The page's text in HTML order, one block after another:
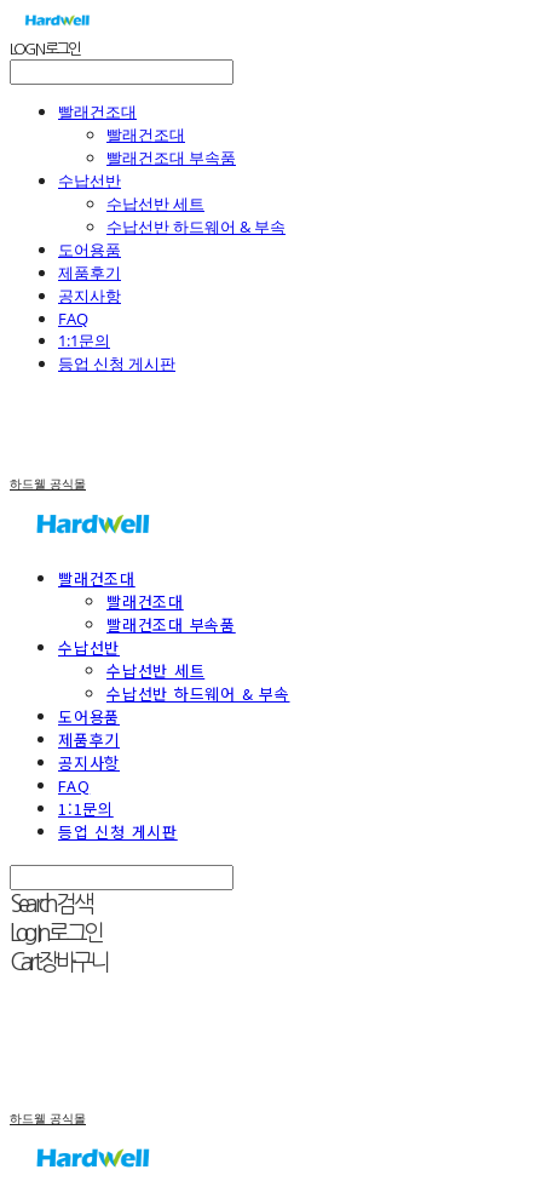
LOG IN로그인
빨래건조대
빨래건조대
빨래건조대 부속품
수납선반
수납선반 세트
수납선반 하드웨어 & 부속
도어용품
제품후기
공지사항
FAQ
1:1문의
등업 신청 게시판
하드웰 공식몰
빨래건조대
빨래건조대
빨래건조대 부속품
수납선반
수납선반 세트
수납선반 하드웨어 & 부속
도어용품
제품후기
공지사항
FAQ
1:1문의
등업 신청 게시판
Search검색
Log In로그인
Cart장바구니
하드웰 공식몰